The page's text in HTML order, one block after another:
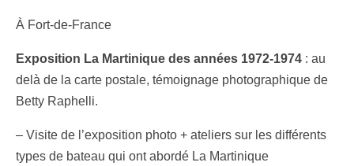
À Fort-de-France
Exposition La Martinique des années 1972-1974 : au
delà de la carte postale, témoignage photographique de
Betty Raphelli.
– Visite de l’exposition photo + ateliers sur les différents
types de bateau qui ont abordé La Martinique